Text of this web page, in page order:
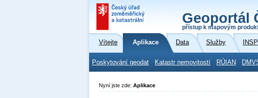
Geoportál
přístup k mapovým
Vítejte Aplikace Data Služby
Poskytování geodat Katastr nemovitostí RÚIAN
Nyní jste zde: Aplikace